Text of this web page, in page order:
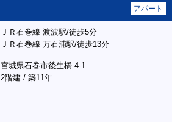
アパート
ＪＲ石巻線 渡波駅/徒歩5分
ＪＲ石巻線 万石浦駅/徒歩13分
宮城県石巻市後生橋 4-1
2階建 / 築11年